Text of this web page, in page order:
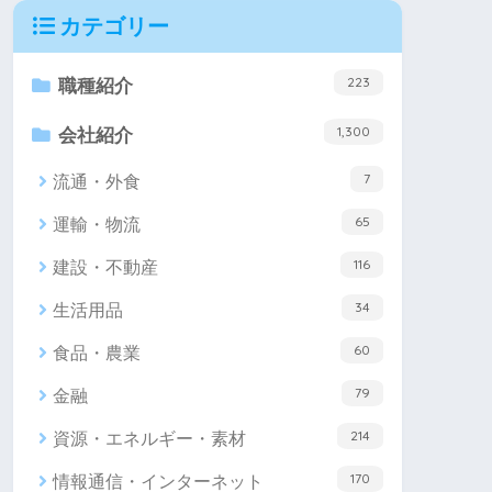
カテゴリー
職種紹介 223
会社紹介 1,300
流通・外食 7
運輸・物流 65
建設・不動産 116
生活用品 34
食品・農業 60
金融 79
資源・エネルギー・素材 214
情報通信・インターネット 170